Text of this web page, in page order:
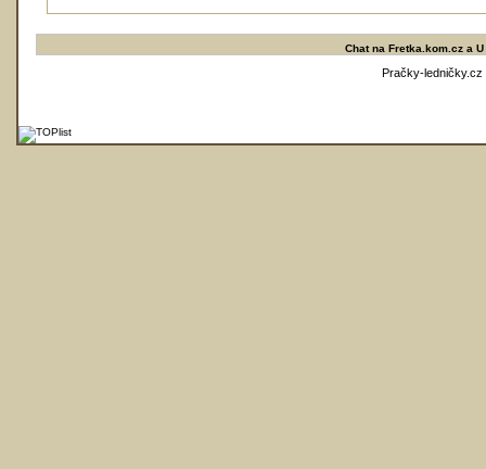
Chat na Fretka.kom.cza
Pračky-ledničky.cz